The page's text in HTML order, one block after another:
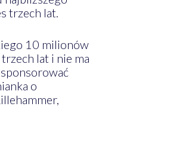
trzech lat.
10 milionów
lat i nie ma
o